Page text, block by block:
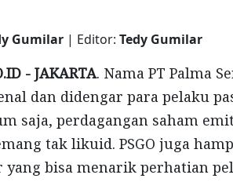
Gumilar | Editor: Tedy Gumilar
- JAKARTA. Nama PT Palma
dan didengar para pelaku
saja, perdagangan saham
tak likuid. PSGO juga
yang bisa menarik perhatian